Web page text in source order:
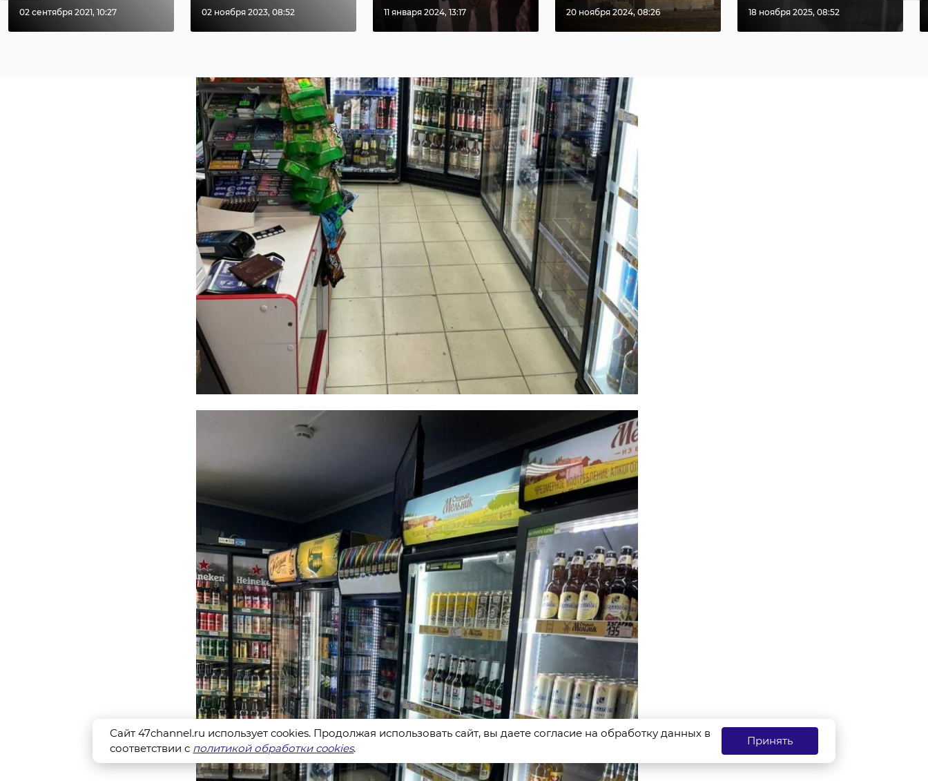
02 сентября 2021, 10:27 02 ноября 2023, 08:52 11 января 2024, 13:17 20 ноября 2024, 08:26 18 ноября 2025, 08:52
Сайт 47channel.ru использует cookies. Продолжая использовать сайт, вы даете согласие на обработку данных в
соответствии с политикой обработки cookies.
Принять